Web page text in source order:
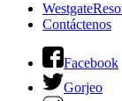
Contáctenos
Facebook
Gorjeo